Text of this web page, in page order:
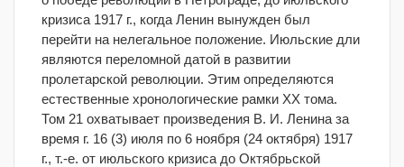
кризиса 1917 г., когда Ленин вынужден был
перейти на нелегальное положение. Июльские дли
являются переломной датой в развитии
пролетарской революции. Этим определяются
естественные хронологические рамки XX тома.
Том 21 охватывает произведения В. И. Ленина за
время г. 16 (3) июля по 6 ноября (24 октября) 1917
г., т.-е. от июльского кризиса до Октябрьской